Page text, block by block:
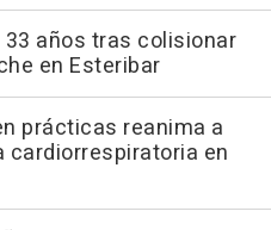
años tras colisionar
en Esteribar
prácticas reanima a
cardiorrespiratoria en